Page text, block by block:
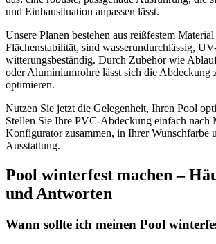
und Einbausituation anpassen lässt.
Unsere Planen bestehen aus reißfestem
Flächenstabilität, sind wasserundurchlässig,
witterungsbeständig. Durch Zubehör wie
oder Aluminiumrohre lässt sich die Abdeckung
optimieren.
Nutzen Sie jetzt die Gelegenheit, Ihren Pool
Stellen Sie Ihre PVC-Abdeckung einfach nach
Konfigurator zusammen, in Ihrer Wunschfarbe
Ausstattung.
Pool winterfest machen –
und Antworten
Wann sollte ich meinen Pool